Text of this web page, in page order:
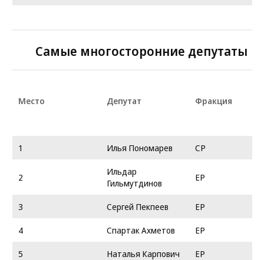
Самые многосторонние депутаты
Место Депутат Фракция
1 Илья Пономарев СР
2
Ильдар
Гильмутдинов
ЕР
3 Сергей Пекпеев
ЕР
4
Спартак Ахметов
ЕР
5
Наталья Карпович
ЕР